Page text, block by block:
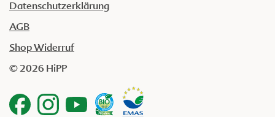
Datenschutzerklärung
AGB
Shop Widerruf
© 2026 HiPP